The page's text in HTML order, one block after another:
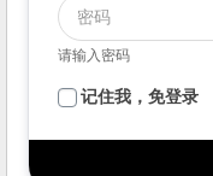
请输入密码
记住我，免登录